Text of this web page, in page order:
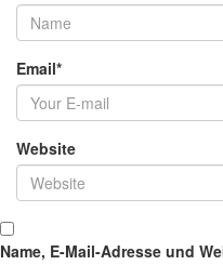
Email*
Website
Name, E-Mail-Adresse und